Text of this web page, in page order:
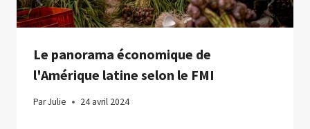
Le panorama économique de
l'Amérique latine selon le FMI
ParJulie 24 avril 2024